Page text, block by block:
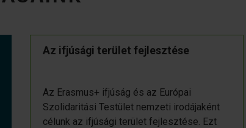
Az ifjúsági terület fejlesztése
Az Erasmus+ ifjúság és az Európai
Szolidaritási Testület nemzeti irodájaként
célunk az ifjúsági terület fejlesztése. Ezt